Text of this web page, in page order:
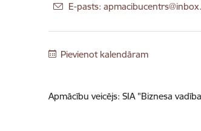
E-pasts:
Pievienot kalendāram
Apmācību veicējs: SIA "Biznesa